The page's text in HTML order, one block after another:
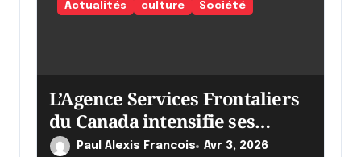
Actualités culture Société
L’Agence Services Frontaliers
du Canada intensifie ses
effortsPaul Alexis Francois Avr 3, 2026